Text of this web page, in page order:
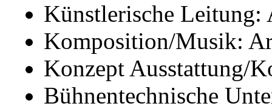
Künstlerische Leitung:
Komposition/Musik:
Konzept Ausstattung/
Bühnentechnische